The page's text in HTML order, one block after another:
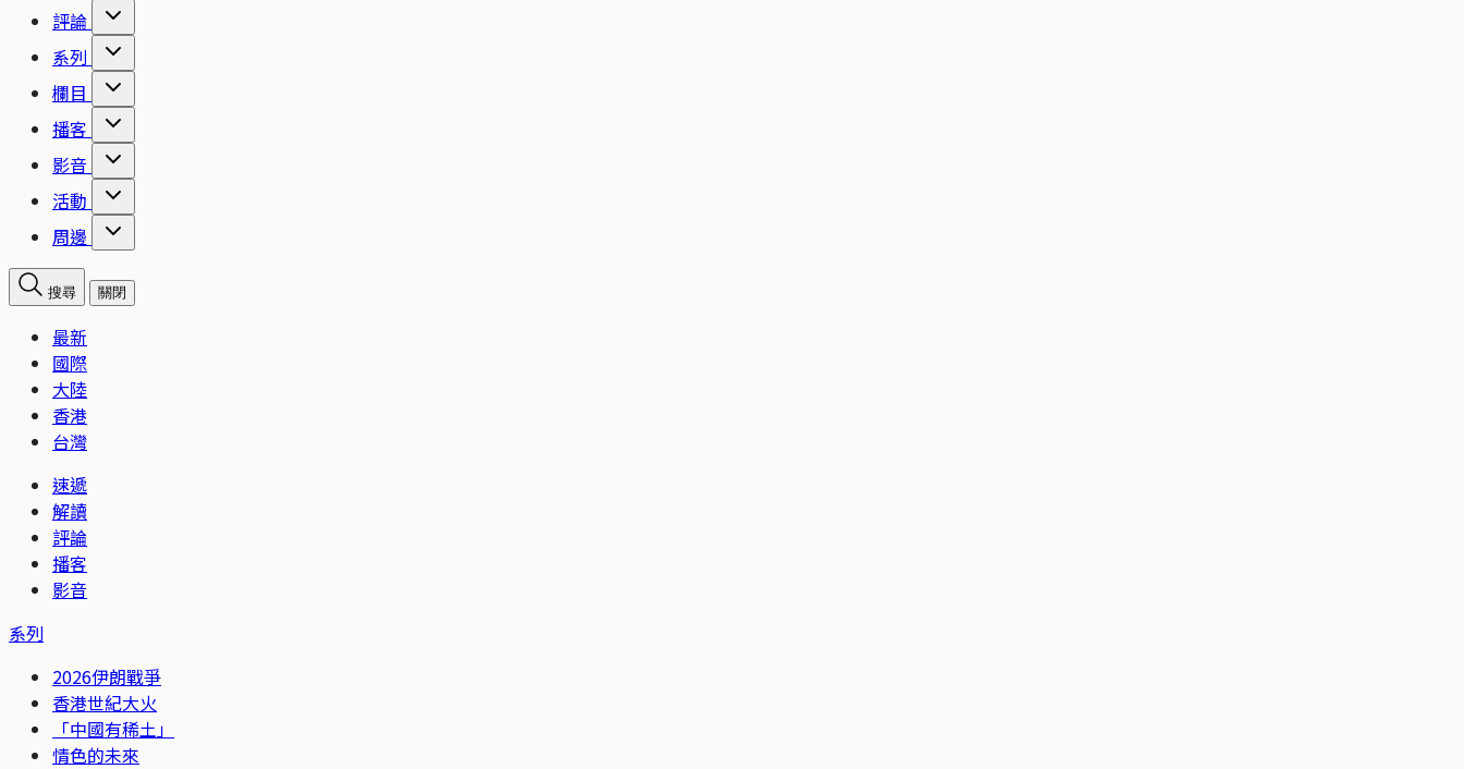
評論
系列
欄目
播客
影音
活動
周邊
搜尋 關閉
最新
國際
大陸
香港
台灣
速遞
解讀
評論
播客
影音
系列
2026伊朗戰爭
香港世紀大火
「中國有稀土」
情色的未來